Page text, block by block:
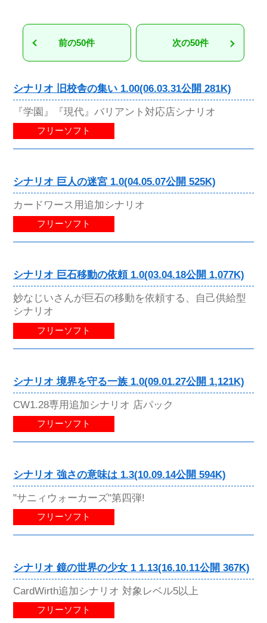
前の50件 次の50件
シナリオ 旧校舎の集い 1.00(06.03.31公開 281K)
『学園』『現代』バリアント対応店シナリオ
フリーソフト
シナリオ 巨人の迷宮 1.0(04.05.07公開 525K)
カードワース用追加シナリオ
フリーソフト
シナリオ 巨石移動の依頼 1.0(03.04.18公開 1,077K)
妙なじいさんが巨石の移動を依頼する、自己供給型
シナリオ
フリーソフト
シナリオ 境界を守る一族 1.0(09.01.27公開 1,121K)
CW1.28専用追加シナリオ 店パック
フリーソフト
シナリオ 強さの意味は 1.3(10.09.14公開 594K)
"サニィウォーカーズ"第四弾!
フリーソフト
シナリオ 鏡の世界の少女 1 1.13(16.10.11公開 367K)
CardWirth追加シナリオ 対象レベル5以上
フリーソフト